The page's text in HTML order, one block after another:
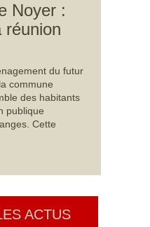
Noyer :
réunion
du futur
commune
des habitants
publique
Cette
ACTUS